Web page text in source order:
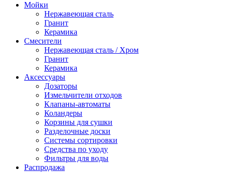
Мойки
Нержавеющая сталь
Гранит
Керамика
Смесители
Нержавеющая сталь / Хром
Гранит
Керамика
Аксессуары
Дозаторы
Измельчители отходов
Клапаны-автоматы
Коландеры
Корзины для сушки
Разделочные доски
Системы сортировки
Средства по уходу
Фильтры для воды
Распродажа